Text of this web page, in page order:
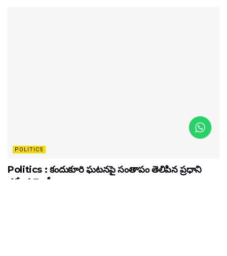
POLITICS
Politics : కందుకూరి ఘటనపై సంతాపం తెలిపిన ప్రధాని
నరేంద్ర మోడీ..